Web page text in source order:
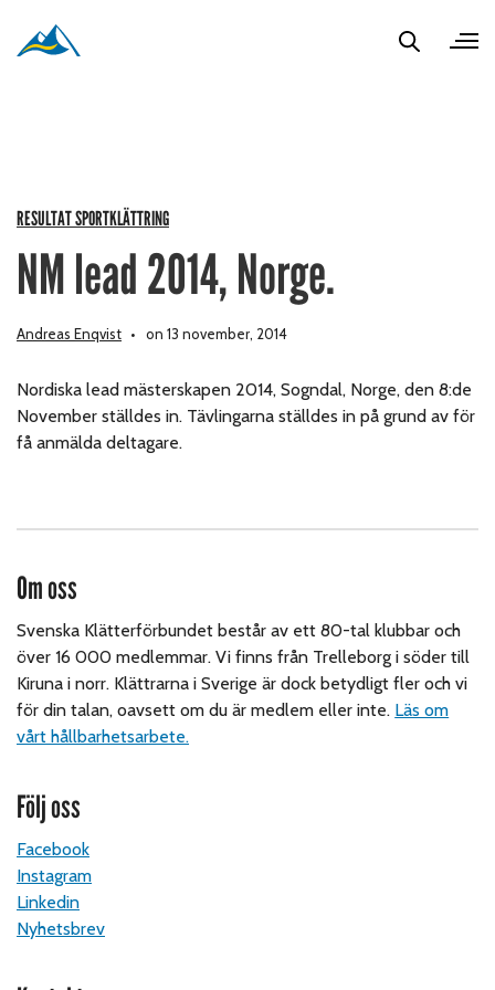
RESULTAT SPORTKLÄTTRING
NM lead 2014, Norge.
Andreas Enqvist on 13 november, 2014
Nordiska lead mästerskapen 2014, Sogndal, Norge, den 8:de
November ställdes in. Tävlingarna ställdes in på grund av för
få anmälda deltagare.
Om oss
Svenska Klätterförbundet består av ett 80-tal klubbar och
över 16 000 medlemmar. Vi finns från Trelleborg i söder till
Kiruna i norr. Klättrarna i Sverige är dock betydligt fler och vi
för din talan, oavsett om du är medlem eller inte. Läs om
vårt hållbarhetsarbete.
Följ oss
Facebook
Instagram
Linkedin
Nyhetsbrev